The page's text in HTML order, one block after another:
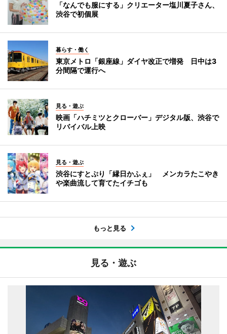
「なんでも服にする」クリエーター塩川夏子さん、
渋谷で初個展
暮らす・働く
東京メトロ「銀座線」ダイヤ改正で増発 日中は3
分間隔で運行へ
見る・遊ぶ
映画「ハチミツとクローバー」デジタル版、渋谷で
リバイバル上映
見る・遊ぶ
渋谷にすとぷり「縁日かふぇ」 メンカラたこやき
や楽曲流して育てたイチゴも
もっと見る
見る・遊ぶ